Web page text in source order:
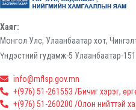
Хаяг:
Монгол Улс, Улаанбаатар хот,
Үндэстний гудамж-5 Улаанбаатар-
info@mflsp.gov.mn
+(976) 51-261553 /Бичиг хэрэг,
+(976) 51-260200 /Олон нийттэй